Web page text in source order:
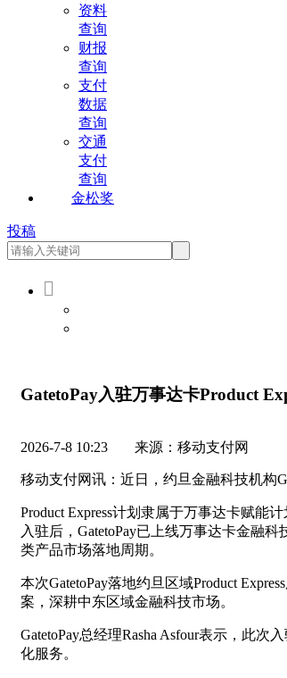
资料
查询
财报
查询
支付
数据
查询
交通
支付
查询
金松奖
投稿

GatetoPay入驻万事达卡Product
2026-7-8 10:23 来源：移动支付网
移动支付网讯：近日，约旦金融科技机构
Product Express计划隶属于万事达卡赋能
入驻后，GatetoPay已上线万事达卡金融
类产品市场落地周期。
本次GatetoPay落地约旦区域Product
案，深耕中东区域金融科技市场。
GatetoPay总经理Rasha Asfour表示，此
化服务。